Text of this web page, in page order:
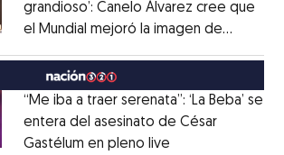
grandioso’: Canelo Álvarez cree que
el Mundial mejoró la imagen de
MéxicoOpens in new window
“Me iba a traer serenata”: ‘La Beba’ se
entera del asesinato de César
Gastélum en pleno live